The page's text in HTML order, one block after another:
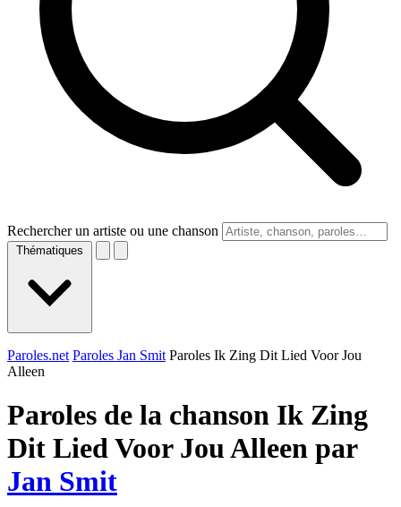
Rechercher un artiste ou une chanson
Thématiques
Paroles.net Paroles Jan Smit Paroles Ik Zing Dit Lied Voor Jou
Alleen
Paroles de la chanson Ik Zing
Dit Lied Voor Jou Alleen par
Jan Smit